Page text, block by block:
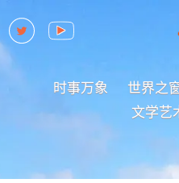
时事万象 世界之
文学艺